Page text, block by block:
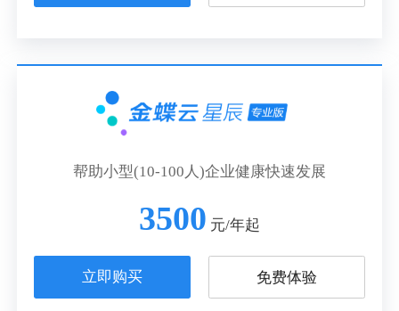
帮助小型(10-100人)企业健康快速发展
3500 元/年起
立即购买 免费体验